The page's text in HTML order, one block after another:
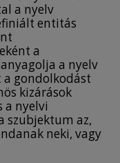
a nyelv
entitás
a
a nyelv
a gondolkodást
kizárások
a nyelvi
szubjektum az,
neki, vagy